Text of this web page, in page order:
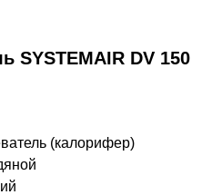
SYSTEMAIR DV 150
(калорифер)